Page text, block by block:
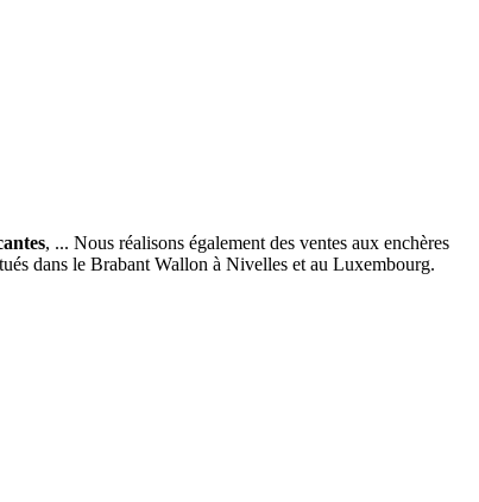
, ... Nous réalisons également des ventes aux enchères
dans le Brabant Wallon à Nivelles et au Luxembourg.